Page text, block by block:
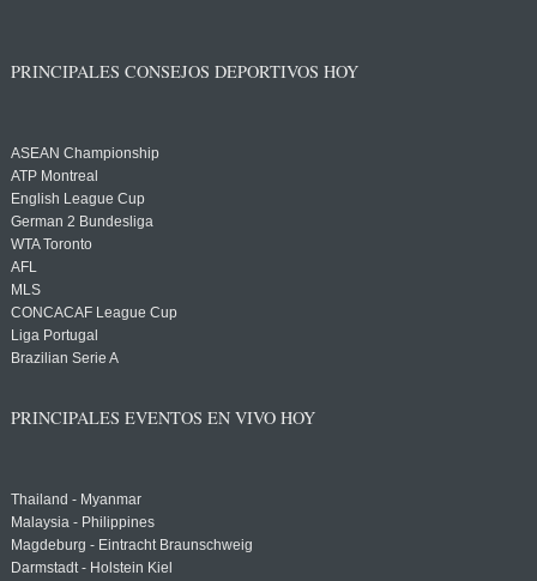
PRINCIPALES CONSEJOS DEPORTIVOS HOY
ASEAN Championship
ATP Montreal
English League Cup
German 2 Bundesliga
WTA Toronto
AFL
MLS
CONCACAF League Cup
Liga Portugal
Brazilian Serie A
PRINCIPALES EVENTOS EN VIVO HOY
Thailand - Myanmar
Malaysia - Philippines
Magdeburg - Eintracht Braunschweig
Darmstadt - Holstein Kiel